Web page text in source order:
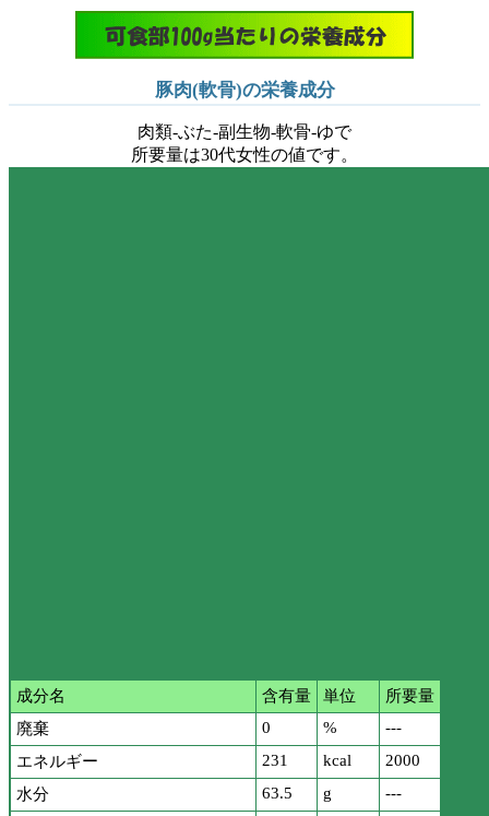
豚肉(軟骨)の栄養成分
肉類-ぶた-副生物-軟骨-ゆで
所要量は30代女性の値です。
成分名 含有量 単位
所要量
廃棄
0 %
---
エネルギー
231 kcal
2000
水分
63.5 g
---